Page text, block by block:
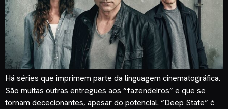
Há séries que imprimem parte da linguagem cinematográfica.
São muitas outras entregues aos “fazendeiros” e que se
tornam dececionantes, apesar do potencial. “Deep State” é